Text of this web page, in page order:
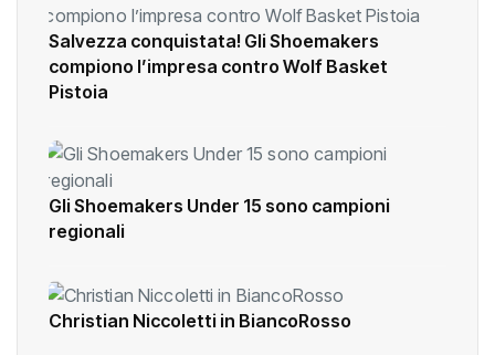
Salvezza conquistata! Gli Shoemakers
compiono l’impresa contro Wolf Basket
Pistoia
Gli Shoemakers Under 15 sono campioni
regionali
Christian Niccoletti in BiancoRosso